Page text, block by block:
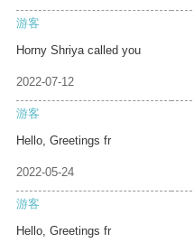
游客
Horny Shriya called you
2022-07-12
游客
Hello, Greetings fr
2022-05-24
游客
Hello, Greetings fr